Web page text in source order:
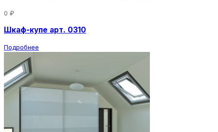
0 ₽
Шкаф-купе арт. 0310
Подробнее